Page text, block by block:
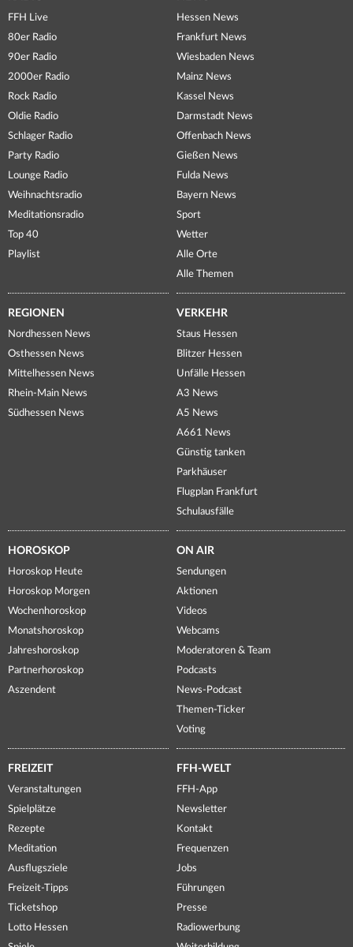
FFH Live
80er Radio
90er Radio
2000er Radio
Rock Radio
Oldie Radio
Schlager Radio
Party Radio
Lounge Radio
Weihnachtsradio
Meditationsradio
Top 40
Playlist
Hessen News
Frankfurt News
Wiesbaden News
Mainz News
Kassel News
Darmstadt News
Offenbach News
Gießen News
Fulda News
Bayern News
Sport
Wetter
Alle Orte
Alle Themen
REGIONEN
Nordhessen News
Osthessen News
Mittelhessen News
Rhein-Main News
Südhessen News
VERKEHR
Staus Hessen
Blitzer Hessen
Unfälle Hessen
A3 News
A5 News
A661 News
Günstig tanken
Parkhäuser
Flugplan Frankfurt
Schulausfälle
HOROSKOP
Horoskop Heute
Horoskop Morgen
Wochenhoroskop
Monatshoroskop
Jahreshoroskop
Partnerhoroskop
Aszendent
ON AIR
Sendungen
Aktionen
Videos
Webcams
Moderatoren & Team
Podcasts
News-Podcast
Themen-Ticker
Voting
FREIZEIT
Veranstaltungen
Spielplätze
Rezepte
Meditation
Ausflugsziele
Freizeit-Tipps
Ticketshop
Lotto Hessen
FFH-WELT
FFH-App
Newsletter
Kontakt
Frequenzen
Jobs
Führungen
Presse
Radiowerbung